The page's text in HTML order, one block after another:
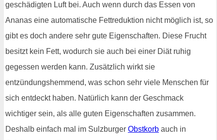
geschädigten Luft bei. Auch wenn durch das Essen von
Ananas eine automatische Fettreduktion nicht möglich ist, so
gibt es doch andere sehr gute Eigenschaften. Diese Frucht
besitzt kein Fett, wodurch sie auch bei einer Diät ruhig
gegessen werden kann. Zusätzlich wirkt sie
entzündungshemmend, was schon sehr viele Menschen für
sich entdeckt haben. Natürlich kann der Geschmack
wichtiger sein, als alle guten Eigenschaften zusammen.
Deshalb einfach mal im Sulzburger Obstkorb auch in